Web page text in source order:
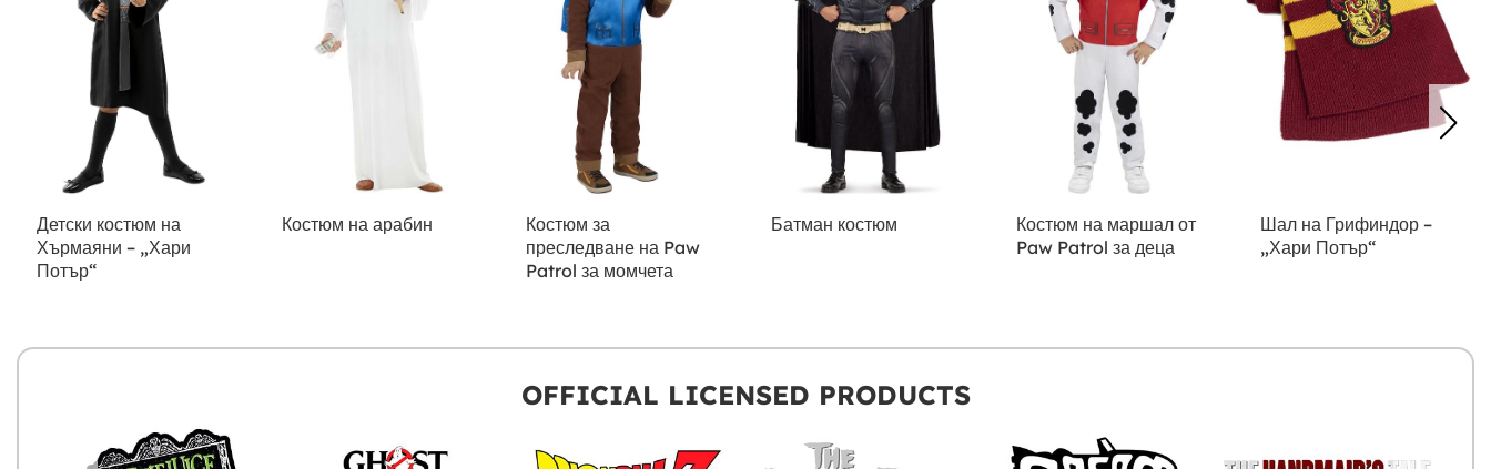
Детски костюм на
Хърмаяни – „Хари
Потър“
Костюм на арабин
Костюм за
преследване на Paw
Patrol за момчета
Батман костюм
Костюм на маршал от
Paw Patrol за деца
Шал на Грифиндор –
„Хари Потър“
OFFICIAL LICENSED PRODUCTS